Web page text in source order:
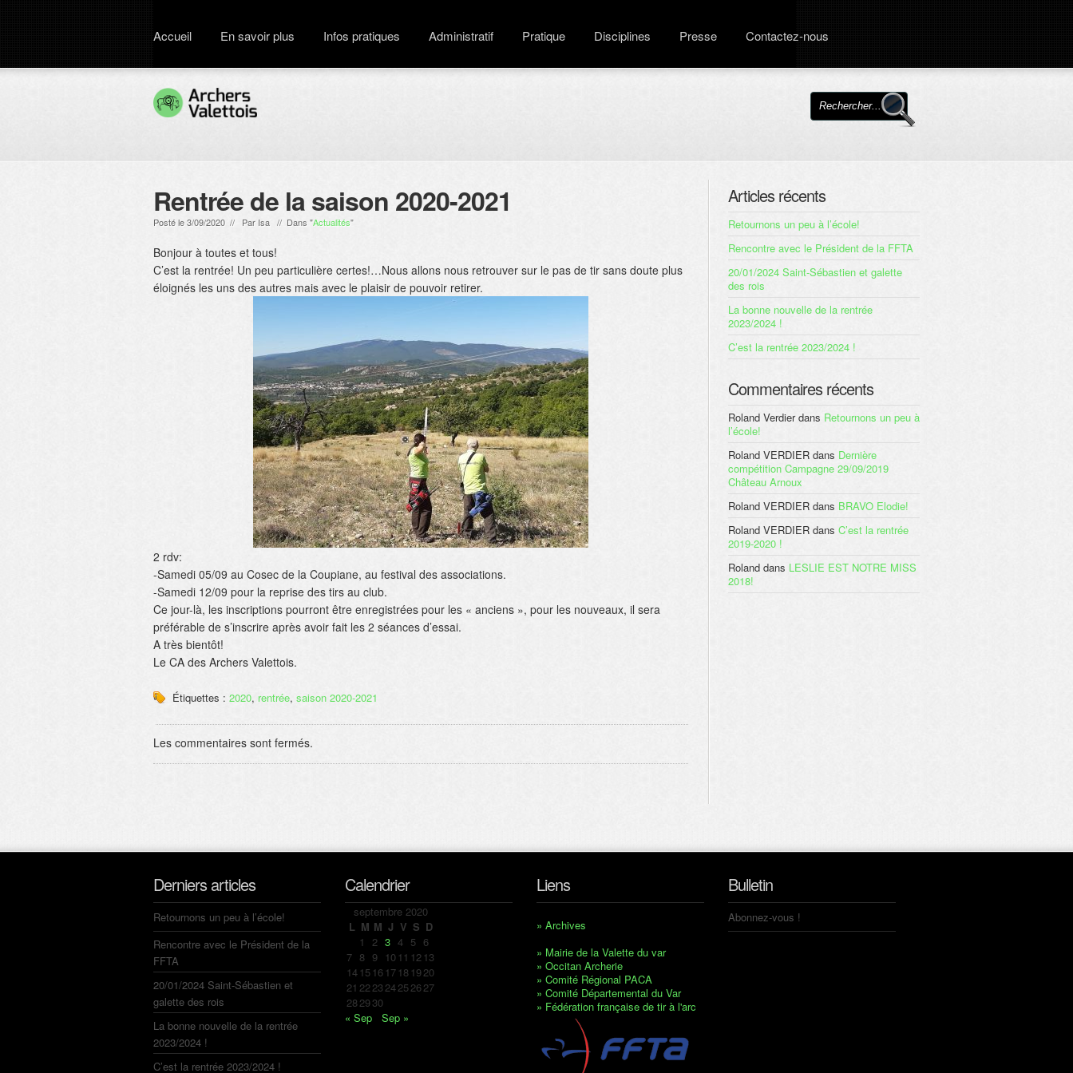
Accueil En savoir plus Infos pratiques Administratif Pratique Disciplines Presse Contactez-nous
Rentrée de la saison 2020-2021
Posté le 3/09/2020 // Par Isa // Dans "Actualités"
Bonjour à toutes et tous!
C’est la rentrée! Un peu particulière certes!…Nous allons nous retrouver sur le pas de tir sans doute plus
éloignés les uns des autres mais avec le plaisir de pouvoir retirer.
2 rdv:
-Samedi 05/09 au Cosec de la Coupiane, au festival des associations.
-Samedi 12/09 pour la reprise des tirs au club.
Ce jour-là, les inscriptions pourront être enregistrées pour les « anciens », pour les nouveaux, il sera
préférable de s’inscrire après avoir fait les 2 séances d’essai.
A très bientôt!
Le CA des Archers Valettois.
Étiquettes : 2020, rentrée, saison 2020-2021
Les commentaires sont fermés.
Articles récents
Retournons un peu à l’école!
Rencontre avec le Président de la FFTA
20/01/2024 Saint-Sébastien et galette
des rois
La bonne nouvelle de la rentrée
2023/2024 !
C’est la rentrée 2023/2024 !
Commentaires récents
Roland Verdierdans Retournons un peu à
l’école!
Roland VERDIER dans Dernière
compétition Campagne 29/09/2019
Château Arnoux
Roland VERDIER dans BRAVO Elodie!
Roland VERDIER dans C’est la rentrée
2019-2020 !
Roland dans LESLIE EST NOTRE MISS
2018!
Derniers articles
Retournons un peu à l’école!
Rencontre avec le Président de la
FFTA
20/01/2024 Saint-Sébastien et
galette des rois
La bonne nouvelle de la rentrée
2023/2024 !
C’est la rentrée 2023/2024 !
Calendrier
septembre 2020
L M M J V S D
1 2 3 4 5 6
7 8 9 10 11 12 13
14 15 16 17 18 1920
21 222324252627
282930
« Sep
Sep »
Liens
» Archives
» Mairie de la Valette du var
» Occitan Archerie
» Comité Régional PACA
» Comité Départemental du Var
» Fédération française de tir à l'arc
Bulletin
Abonnez-vous !